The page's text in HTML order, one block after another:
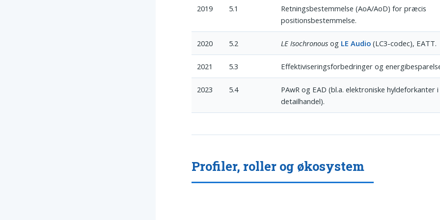
2019 5.1
Retningsbestemmelse (AoA/AoD) for præcis
positionsbestemmelse.
2020 5.2 LE Isochronous og LE Audio (LC3-codec), EATT.
2021 5.3 Effektiviseringsforbedringer og
2023 5.4
PAwR og EAD (bl.a. elektroniske hyldeforkanter i
detailhandel).
Profiler, roller og økosystem